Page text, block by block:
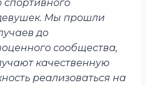
спортивного
Мы прошли
до
сообщества,
качественную
реализоваться на